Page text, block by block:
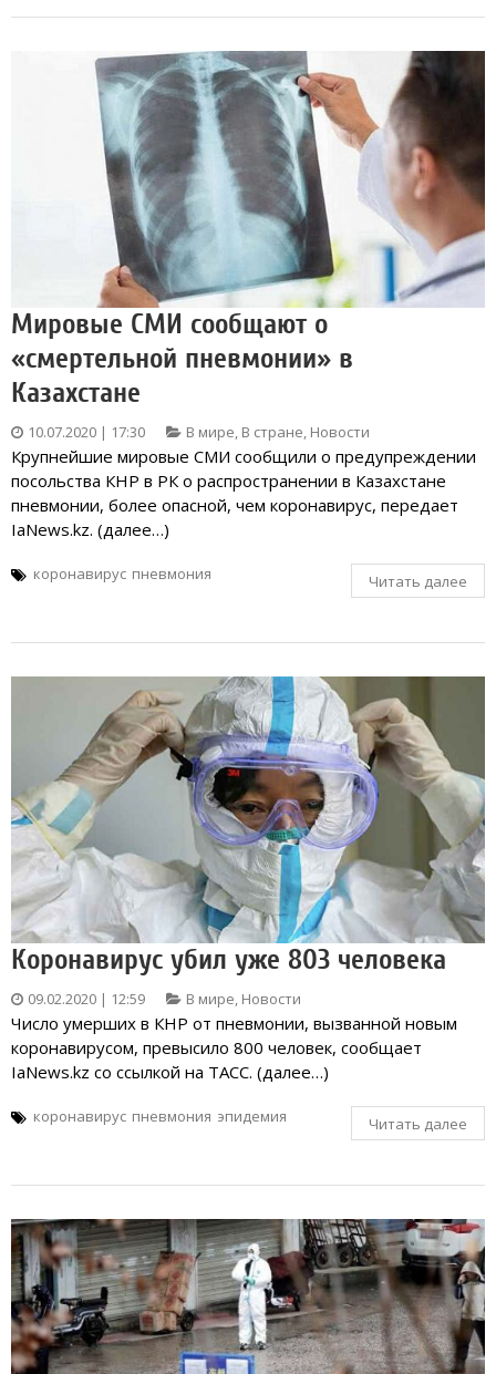
Мировые СМИ сообщают о
«смертельной пневмонии» в
Казахстане
10.07.2020 | 17:30 В мире В стране Новости
Крупнейшие мировые СМИ сообщили о предупреждении
посольства КНР в РК о распространении в Казахстане
пневмонии, более опасной, чем коронавирус, передает
IaNews.kz. (далее…)
коронавирус пневмония Читать далее
Коронавирус убил уже 803 человека
09.02.2020 | 12:59 В мире, Новости
Число умерших в КНР от пневмонии, вызванной новым
коронавирусом, превысило 800 человек, сообщает
IaNews.kz со ссылкой на ТАСС. (далее…)
коронавирус пневмония эпидемия Читать далее